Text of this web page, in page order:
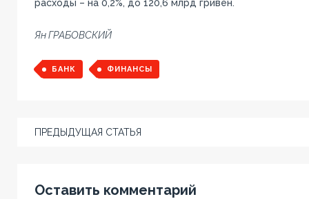
расходы – на 0,2%, до 120,6 млрд гривен.
Ян ГРАБОВСКИЙ
БАНК ФИНАНСЫ
ПРЕДЫДУЩАЯ СТАТЬЯ
Оставить комментарий